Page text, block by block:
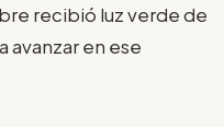
recibió luz verde de
avanzar en ese